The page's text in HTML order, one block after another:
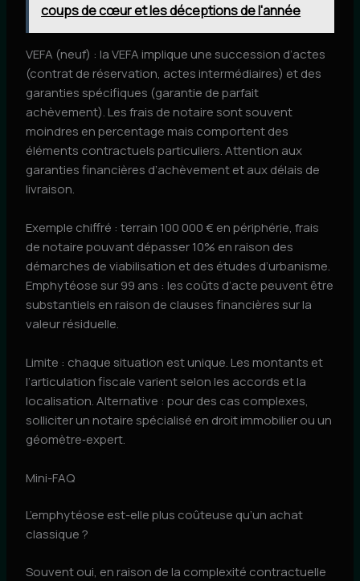
coups de cœur et les déceptions de l'année
VEFA (neuf) : la VEFA implique une succession d’actes
(contrat de réservation, actes intermédiaires) et des
garanties spécifiques (garantie de parfait
achèvement). Les frais de notaire sont souvent
moindres en percentage mais comportent des
éléments contractuels particuliers. Attention aux
garanties financières d’achèvement et aux délais de
livraison.
Exemple chiffré : terrain 100 000 € en périphérie, frais
de notaire pouvant dépasser 10% en raison des
démarches de viabilisation et des études d’urbanisme.
Emphytéose sur 99 ans : les coûts d’acte peuvent être
substantiels en raison de clauses financières sur la
valeur résiduelle.
Limite : chaque situation est unique. Les montants et
l’articulation fiscale varient selon les accords et la
localisation. Alternative : pour des cas complexes,
solliciter un notaire spécialisé en droit immobilier ou un
géomètre‑expert.
Mini-FAQ
L’emphytéose est-elle plus coûteuse qu’un achat
classique ?
Souvent oui, en raison de la complexité contractuelle